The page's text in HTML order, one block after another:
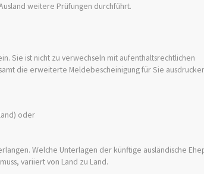
weitere Prüfungen durchführt.
Sie ist nicht zu verwechseln mit aufenthaltsrechtlichen
die erweiterte Meldebescheinigung für Sie
oder
Welche Unterlagen der künftige ausländische
variiert von Land zu Land.